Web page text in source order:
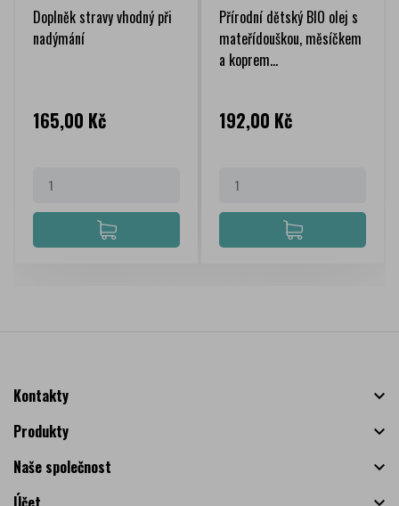
Doplněk stravy vhodný při
nadýmání
Cena
165,00 Kč
Přírodní dětský BIO olej s
mateřídouškou, měsíčkem
a koprem...
Cena
192,00 Kč
Kontakty

Produkty

Naše společnost
